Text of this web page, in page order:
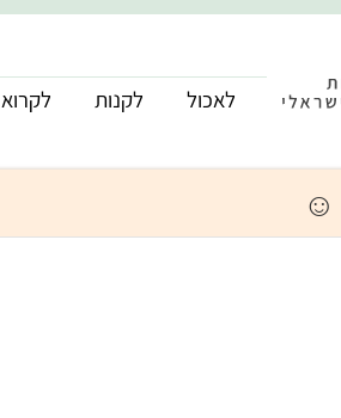
לאכול לקנות לקרוא
☺